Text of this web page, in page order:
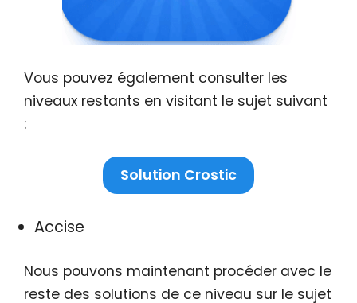
Vous pouvez également consulter les
niveaux restants en visitant le sujet suivant
:
Solution Crostic
Accise
Nous pouvons maintenant procéder avec le
reste des solutions de ce niveau sur le sujet